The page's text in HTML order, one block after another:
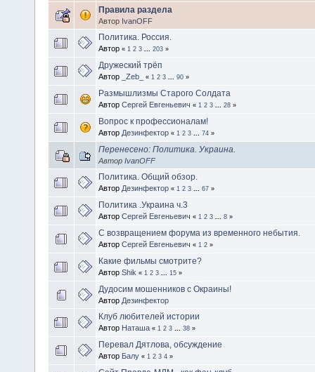
Правила раздела
Автор IvanOFF
Политика. Россия.
Автор « 1 2 3 ... 203 »
Дружеский трёп
Автор _Zeb_ « 1 2 3 ... 90 »
Размышлизмы Старого Солдата
Автор Сергей Евгеньевич « 1 2 3 ... 28 »
Вопрос к профессионалам!
Автор Дезинфектор « 1 2 3 ... 74 »
Перенесено: Политика. Украина.
Автор IvanOFF
Политика. Общий обзор.
Автор Дезинфектор « 1 2 3 ... 67 »
Политика .Украина ч.3
Автор Сергей Евгеньевич « 1 2 3 ... 8 »
С возвращением форума из временного небытия.
Автор Сергей Евгеньевич « 1 2 »
Какие фильмы смотрите?
Автор Shik « 1 2 3 ... 15 »
Дудосим мошенников с Окраины!
Автор Дезинфектор
Клуб любителей истории
Автор Наташа « 1 2 3 ... 38 »
Перевал Дятлова, обсуждение
Автор Балу « 1 2 3 4 »